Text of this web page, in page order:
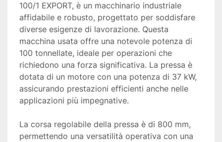
100/1 EXPORT, è un macchinario industriale
affidabile e robusto, progettato per soddisfare
diverse esigenze di lavorazione. Questa
macchina usata offre una notevole potenza di
100 tonnellate, ideale per operazioni che
richiedono una forza significativa. La pressa è
dotata di un motore con una potenza di 37 kW,
assicurando prestazioni efficienti anche nelle
applicazioni più impegnative.
La corsa regolabile della pressa è di 800 mm,
permettendo una versatilità operativa con una